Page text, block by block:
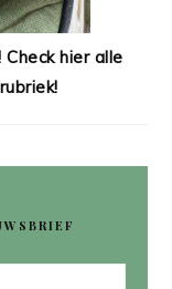
hier alle